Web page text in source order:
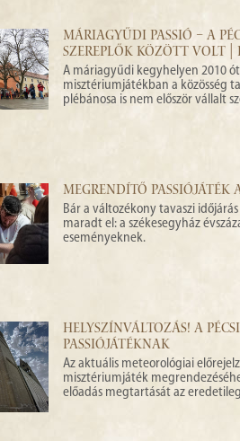
MÁRIAGYŰDI PASSIÓ – A
SZEREPLŐK KÖZÖTT VOLT |
A máriagyűdi kegyhelyen 2010
misztériumjátékban a közösség
plébánosa is nem először vállalt
MEGRENDÍTŐ
Bár a változékony tavaszi
maradt el: a székesegyház
eseményeknek.
HELYSZÍNVÁLTOZÁS! A
PASSIÓJÁTÉKNAK
Az aktuális meteorológiai
misztériumjáték
előadás megtartását az eredetileg